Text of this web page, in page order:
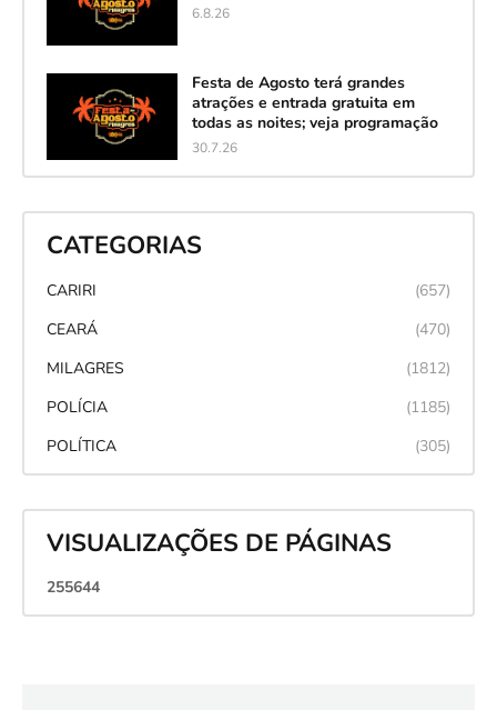
6.8.26
Festa de Agosto terá grandes
atrações e entrada gratuita em
todas as noites; veja programação
30.7.26
CATEGORIAS
CARIRI
(657)
CEARÁ
(470)
MILAGRES
(1812)
POLÍCIA
(1185)
POLÍTICA
(305)
VISUALIZAÇÕES DE PÁGINAS
255644